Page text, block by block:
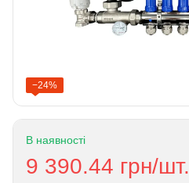
−24%
В наявності
9 390.44 грн/шт.